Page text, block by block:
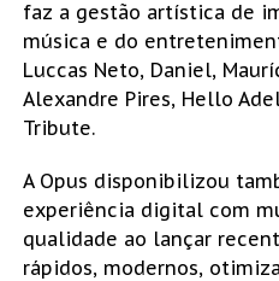
faz a gestão artística de
música e do
Luccas Neto, Daniel,
Alexandre Pires, Hello
Tribute.
A Opus disponibilizou
experiência digital com
qualidade ao lançar
rápidos, modernos,